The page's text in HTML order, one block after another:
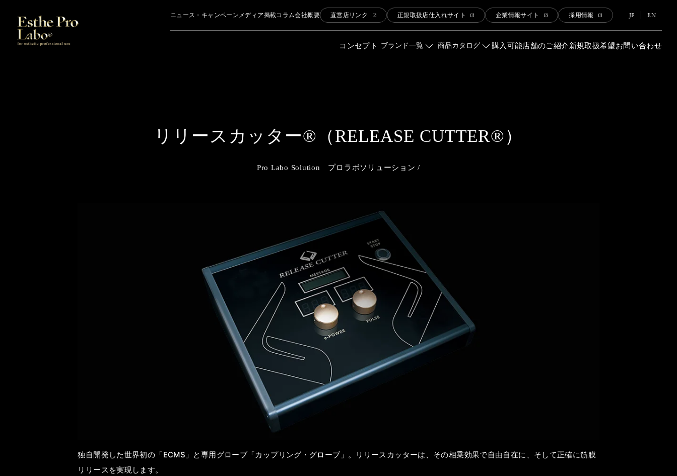
ニュース・キャンペーン メディア掲載コラム会社概要 直営店リンク 正規取扱店仕入れサイト 企業情報サイト 採用情報 JP EN
コンセプト ブランド一覧 商品カタログ 購入可能店舗のご紹介新規取扱希望お問い合わせ
リリースカッター®（RELEASE CUTTER®）
Pro Labo Solution プロラボソリューション /
独自開発した世界初の「ECMS」と専用グローブ「カップリング・グローブ」。リリースカッターは、その相乗効果で自由自在に、そして正確に筋膜
リリースを実現します。